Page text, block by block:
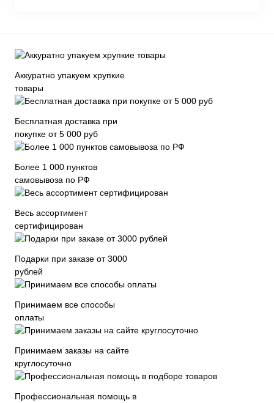
Аккуратно упакуем хрупкие
товары
Бесплатная доставка при
покупке от 5 000 руб
Более 1 000 пунктов
самовывоза по РФ
Весь ассортимент
сертифицирован
Подарки при заказе от 3000
рублей
Принимаем все способы
оплаты
Принимаем заказы на сайте
круглосуточно
Профессиональная помощь в